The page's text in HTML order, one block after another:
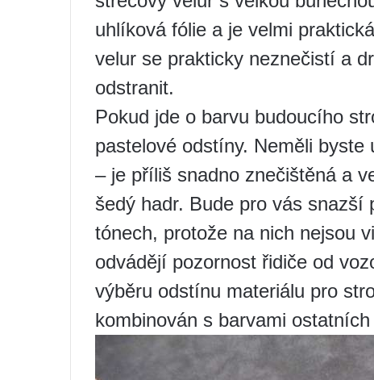
uhlíková fólie a je velmi
velur se prakticky neznečistí a
odstranit.
Pokud jde o barvu budoucího
pastelové odstíny. Neměli
– je příliš snadno znečištěná a
šedý hadr. Bude pro vás
tónech, protože na nich nejsou
odvádějí pozornost řidiče od
výběru odstínu materiálu pro
kombinován s barvami